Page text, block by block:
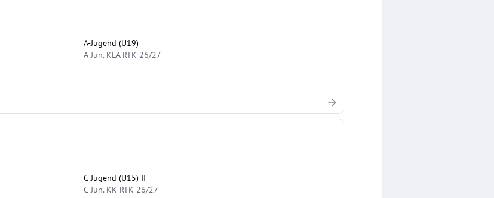
A-Jugend (U19)
A-Jun. KLA RTK 26/27
C-Jugend (U15) II
C-Jun. KK RTK 26/27